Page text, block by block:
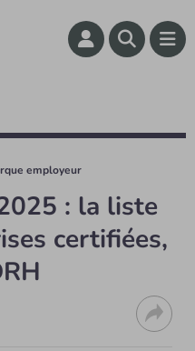
employeur
: la liste
certifiées,